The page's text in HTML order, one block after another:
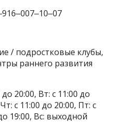
/ подростковые клубы,
раннего развития
20:00, Вт: с 11:00 до
с 11:00 до 20:00, Пт: с
19:00, Вс: выходной